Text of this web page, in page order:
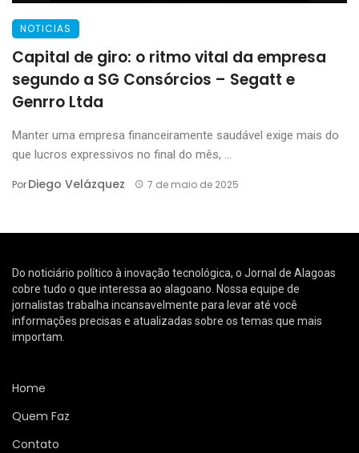
NOTICIAS
Capital de giro: o ritmo vital da empresa
segundo a SG Consórcios – Segatt e
Genrro Ltda
Manter uma empresa financeiramente saudável exige mais do
que lucros expressivos no final do mês, ...
PorDiego Velázquez 7 de maio de 2025
Do noticiário político à inovação tecnológica, o Jornal de Alagoas
cobre tudo o que interessa ao alagoano. Nossa equipe de
jornalistas trabalha incansavelmente para levar até você
informações precisas e atualizadas sobre os temas que mais
importam.
Home
Quem Faz
Contato